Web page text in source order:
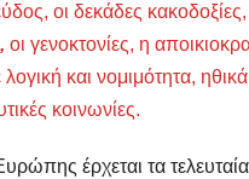
οι δεκάδες
οι γενοκτονίες, η
και νομιμότητα,
κοινωνίες.
έρχεται τα